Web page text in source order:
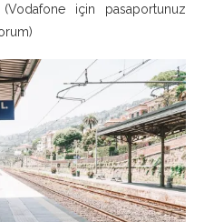
için pasaportunuz